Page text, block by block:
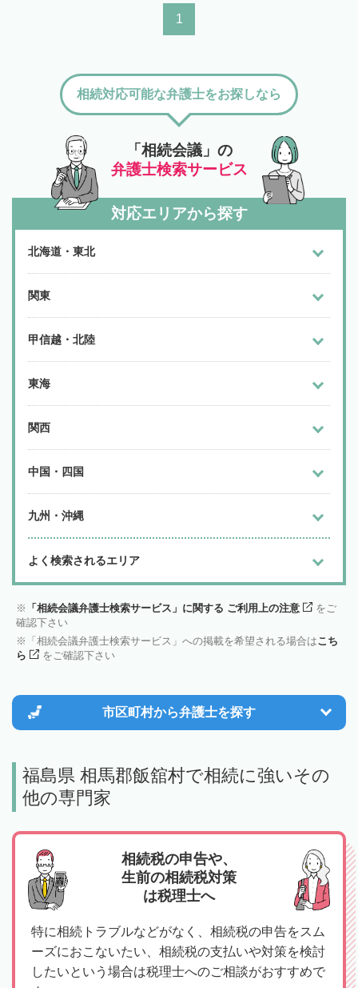
1
「相続会議」の
弁護士検索サービス
相続対応可能な弁護士をお探しなら
対応エリアから探す
北海道・東北
関東
甲信越・北陸
東海
関西
中国・四国
九州・沖縄
よく検索されるエリア
「相続会議弁護士検索サービス」に関する ご利用上の注意
をご
確認下さい
「相続会議弁護士検索サービス」への掲載を希望される場合はこち
ら
をご確認下さい
市区町村から弁護士を探す
福島県 相馬郡飯舘村で相続に強いその
他の専門家
相続税の申告や、
生前の相続税対策
は税理士へ
特に相続トラブルなどがなく、相続税の申告をスム
ーズにおこないたい、相続税の支払いや対策を検討
したいという場合は税理士へのご相談がおすすめで